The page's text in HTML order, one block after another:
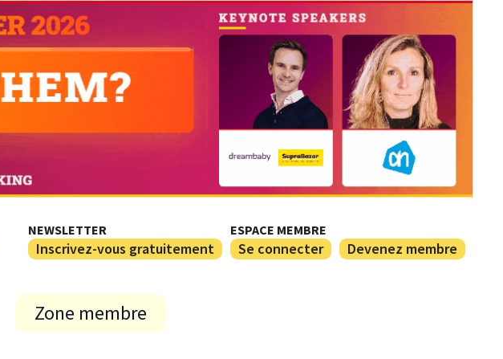
NEWSLETTER
Inscrivez-vous gratuitement
ESPACE MEMBRE
Se connecter Devenez membre
Zone membre